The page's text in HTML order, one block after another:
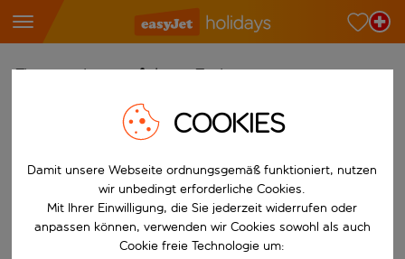
Finde deine perfekten Ferien
Beginne mit der Eingabe für die automatische
Wähle deine Flughäfen
Beginne mit der Eingabe für die automatische
Reiseziele finden
Nach
COOKIES
Damit unsere Webseite ordnungsgemäß funktioniert, nutzen
wir unbedingt erforderliche Cookies.
Mit Ihrer Einwilligung, die Sie jederzeit widerrufen oder
anpassen können, verwenden wir Cookies sowohl als auch
Cookie freie Technologie um: